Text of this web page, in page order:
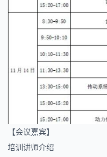
【会议嘉宾】
培训讲师介绍